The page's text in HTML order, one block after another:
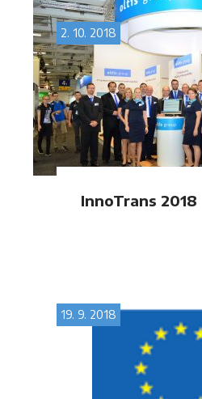
2. 10. 2018
InnoTrans 2018
19. 9. 2018